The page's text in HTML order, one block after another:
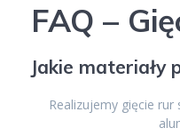
FAQ –
Jakie materiały
Realizujemy gięcie